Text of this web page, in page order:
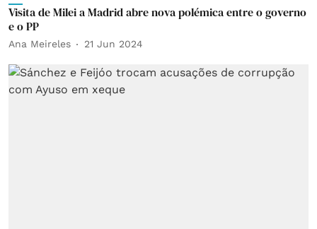
Visita de Milei a Madrid abre nova polémica entre o governo
e o PP
Ana Meireles 21 Jun 2024